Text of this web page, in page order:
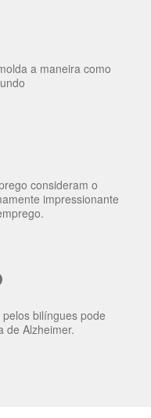
a maneira como
consideram o
impressionante
bilíngues pode
de Alzheimer.